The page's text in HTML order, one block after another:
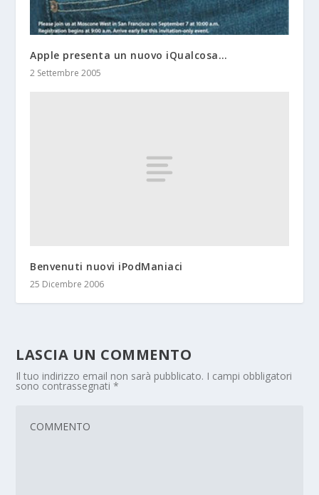
Apple presenta un nuovo iQualcosa…
2 Settembre 2005
Benvenuti nuovi iPodManiaci
25 Dicembre 2006
LASCIA UN COMMENTO
Il tuo indirizzo email non sarà pubblicato. I campi obbligatori
sono contrassegnati*